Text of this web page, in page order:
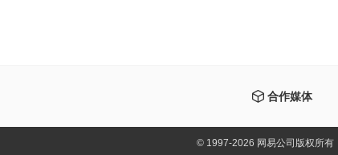
合作媒体
©1997-2026 网易公司版权所有